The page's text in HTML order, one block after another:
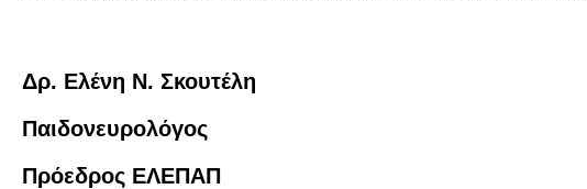
Δρ. Ελένη Ν. Σκουτέλη
Παιδονευρολόγος
Πρόεδρος ΕΛΕΠΑΠ